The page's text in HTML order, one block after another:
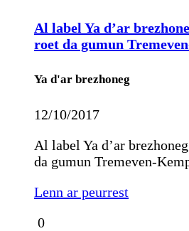
Al label Ya d’ar
roet da gumun
Ya d'ar brezhoneg
12/10/2017
Al label Ya d’ar
da gumun Tremeven-
Lenn ar peurrest
0